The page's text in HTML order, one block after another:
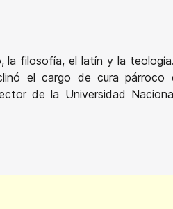
la filosofía, el latín y la
el cargo de cura párroco
de la Universidad